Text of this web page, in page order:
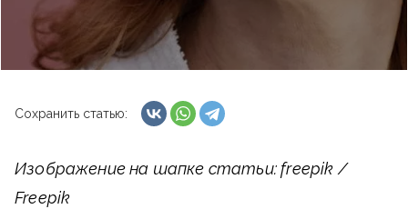
Сохранить статью:
Изображение на шапке статьи: freepik /
Freepik